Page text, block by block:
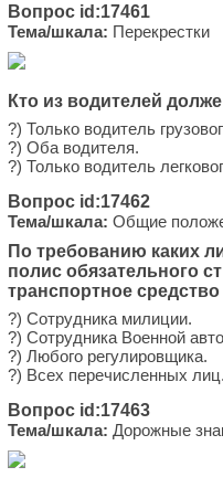
Вопрос id:17461
Тема/шкала: Перекрестки
Кто из водителей
?) Только водитель
?) Оба водителя.
?) Только водитель
Вопрос id:17462
Тема/шкала: Общие
По требованию каких
полис обязательного
транспортное
?) Сотрудника милиции.
?) Сотрудника Военной
?) Любого регулировщика.
?) Всех перечисленных
Вопрос id:17463
Тема/шкала: Дорожные